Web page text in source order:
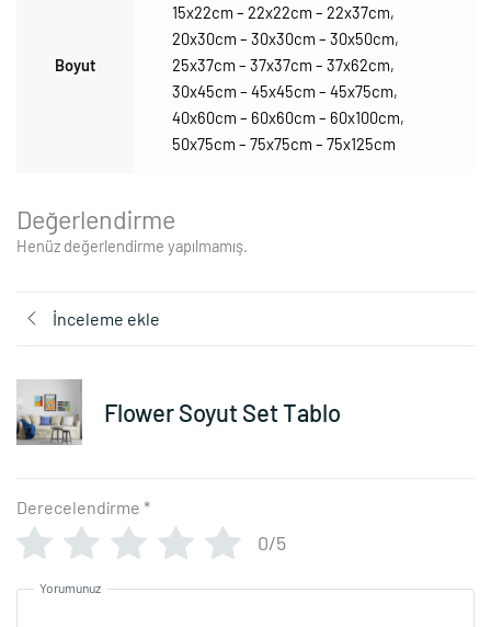
Boyut
15x22cm – 22x22cm – 22x37cm,
20x30cm – 30x30cm – 30x50cm,
25x37cm – 37x37cm – 37x62cm,
30x45cm – 45x45cm – 45x75cm,
40x60cm – 60x60cm – 60x100cm,
50x75cm – 75x75cm – 75x125cm
Değerlendirme
Henüz değerlendirme yapılmamış.
İnceleme ekle
Flower Soyut Set Tablo
Derecelendirme *
0/5
Yorumunuz